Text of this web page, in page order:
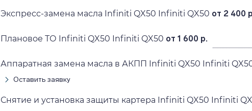
Экспресс-замена масла Infiniti QX50 Infiniti QX50 от 2 400
Плановое ТО Infiniti QX50 Infiniti QX50 от 1 600 р.
Аппаратная замена масла в АКПП Infiniti QX50 Infiniti
Оставить заявку
Снятие и установка защиты картера Infiniti QX50 Infiniti